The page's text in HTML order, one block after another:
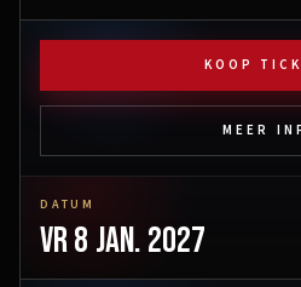
KOOP
MEER
DATUM
vr 8 jan. 2027